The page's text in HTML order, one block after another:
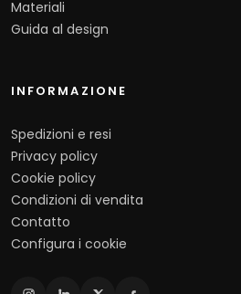
Materiali
Guida al design
INFORMAZIONE
Spedizioni e resi
Privacy policy
Cookie policy
Condizioni di vendita
Contatto
Configura i cookie